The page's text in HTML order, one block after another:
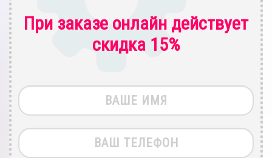
При заказе онлайн действует
скидка 15%